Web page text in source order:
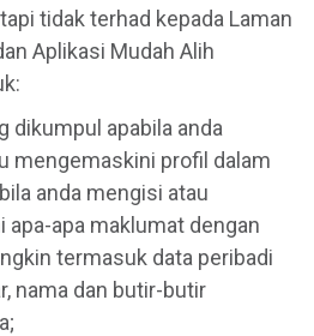
tidak terhad kepada Laman
Aplikasi Mudah Alih
dikumpul apabila anda
mengemaskini profil dalam
anda mengisi atau
apa-apa maklumat dengan
termasuk data peribadi
nama dan butir-butir